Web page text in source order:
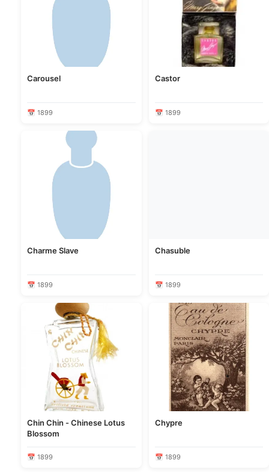
Carousel
📅 1899
Castor
📅 1899
Charme Slave
📅 1899
Chasuble
📅 1899
Chin Chin - Chinese Lotus
Blossom
📅 1899
Chypre
📅 1899